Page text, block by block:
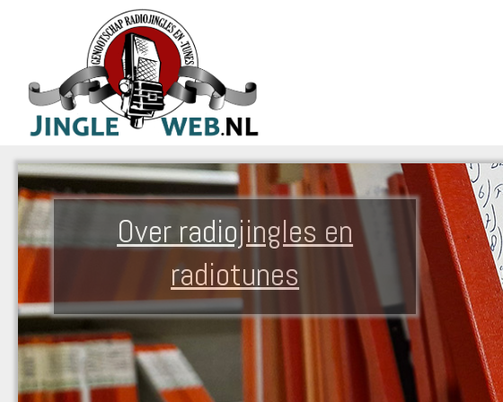
Over radiojingles en
radiotunes